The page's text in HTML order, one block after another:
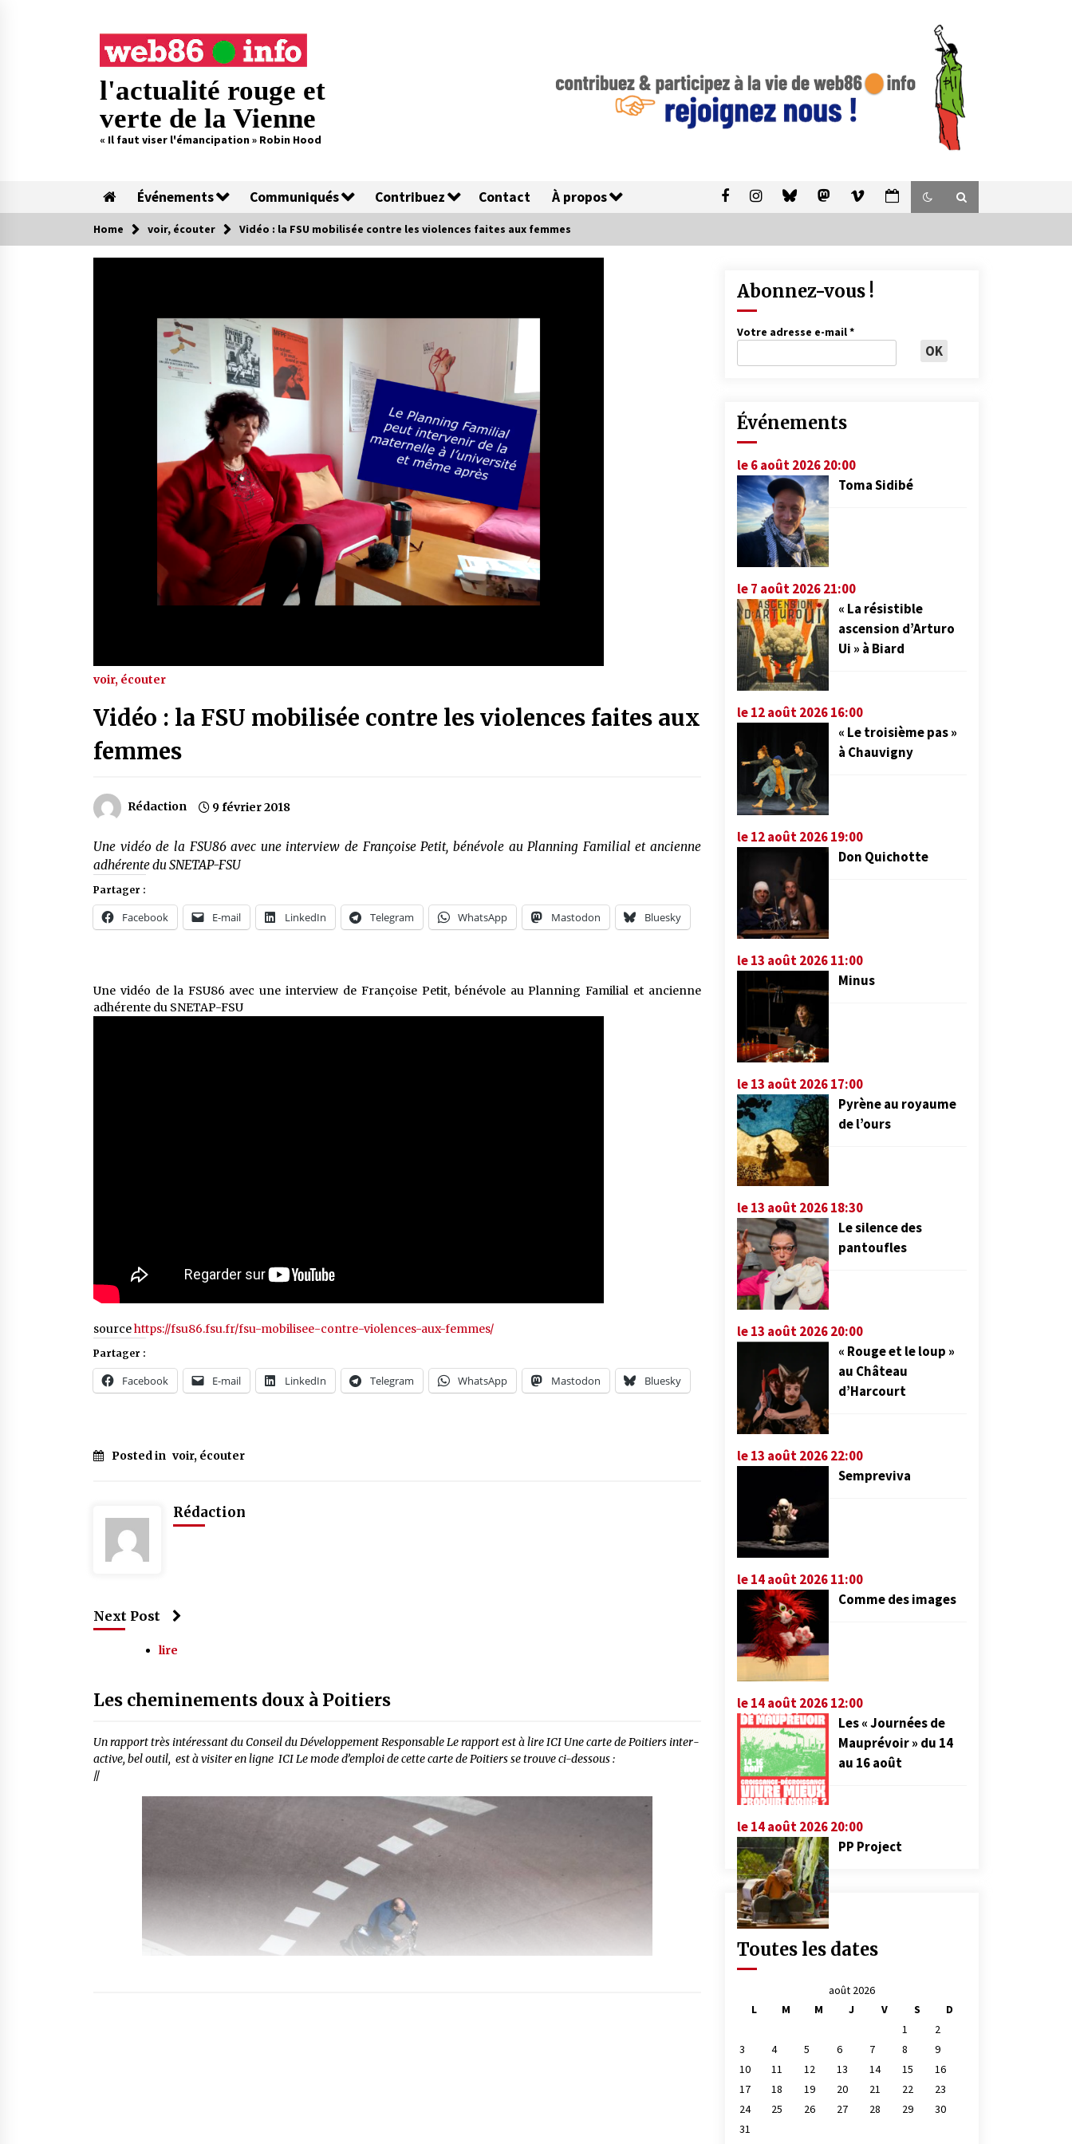
l'actualité rouge et
verte de la Vienne
« Il faut viser l'émancipation » Robin Hood
Événements Communiqués Contribuez Contact À propos
Home voir, écouter Vidéo : la FSU mobilisée contre les violences faites aux femmes
voir, écouter
Vidéo : la FSU mobilisée contre les violences faites aux
femmes
Rédaction 9 février 2018
Une vidéo de la FSU86 avec une interview de Françoise Petit, bénévole au Planning Familial et ancienne
adhérente du SNETAP-FSU
Partager :
Facebook E-mail LinkedIn Telegram WhatsApp Mastodon Bluesky
Une vidéo de la FSU86 avec une interview de Françoise Petit, bénévole au Planning Familial et ancienne
adhérente du SNETAP-FSU
sourcehttps://fsu86.fsu.fr/fsu-mobilisee-contre-violences-aux-femmes/
Partager :
Facebook E-mail LinkedIn Telegram WhatsApp Mastodon Bluesky
Posted in voir, écouter
Rédaction
Next Post
lire
Les chemi­ne­ments doux à Poitiers
Un rapport très inté­res­sant du Conseil du Déve­lop­pe­ment Respon­sable Le rapport est à lire ICI Une carte de Poitiers inter­
ac­tive, bel outil, est à visi­ter en ligne ICI Le mode d’em­ploi de cette carte de Poitiers se trouve ci-dessous :
//
Abonnez-vous !
Votre adresse e-mail*
Événements
le 6 août 2026 20:00
Toma Sidibé
le 7 août 2026 21:00
« La résistible
ascension d’Arturo
Ui » à Biard
le 12 août 2026 16:00
« Le troisième pas »
à Chauvigny
le 12 août 2026 19:00
Don Quichotte
le 13 août 2026 11:00
Minus
le 13 août 2026 17:00
Pyrène au royaume
de l’ours
le 13 août 2026 18:30
Le silence des
pantoufles
le 13 août 2026 20:00
« Rouge et le loup »
au Château
d’Harcourt
le 13 août 2026 22:00
Sempreviva
le 14 août 2026 11:00
Comme des images
le 14 août 2026 12:00
Les « Journées de
Mauprévoir » du 14
au 16 août
le 14 août 2026 20:00
PP Project
Toutes les dates
août 2026
L
M M J V S
D
1
2
3
4 5 6 7 8
9
10
11 12 13 14 15
16
17
18 19 20 21 22
23
24
25 26 27 28 29
30
31